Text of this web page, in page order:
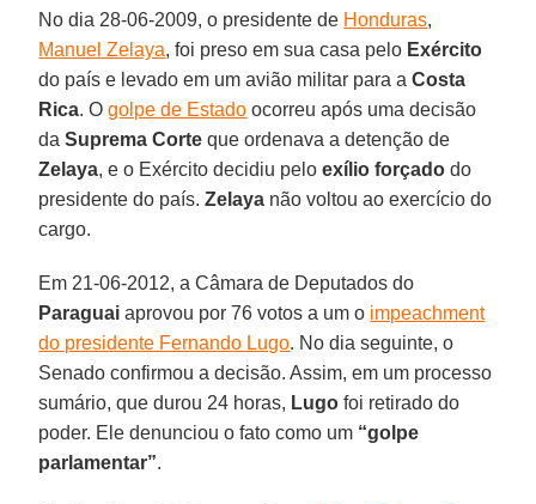
No dia 28-06-2009, o presidente de Honduras,
Manuel Zelaya, foi preso em sua casa pelo Exército
do país e levado em um avião militar para aCosta
Rica. Ogolpe de Estado ocorreu após uma decisão
daSuprema Corte que ordenava a detenção de
Zelaya, e o Exército decidiu peloexílio forçado do
presidente do país.Zelaya não voltou ao exercício do
cargo.
Em 21-06-2012, a Câmara de Deputados do
Paraguai aprovou por 76 votos a um o impeachment
do presidente Fernando Lugo. No dia seguinte, o
Senado confirmou a decisão. Assim, em um processo
sumário, que durou 24 horas, Lugo foi retirado do
poder. Ele denunciou o fato como um “golpe
parlamentar”.